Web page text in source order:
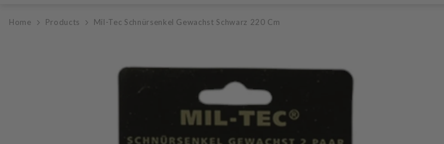
Home Products Mil-Tec Schnürsenkel Gewachst Schwarz 220 Cm